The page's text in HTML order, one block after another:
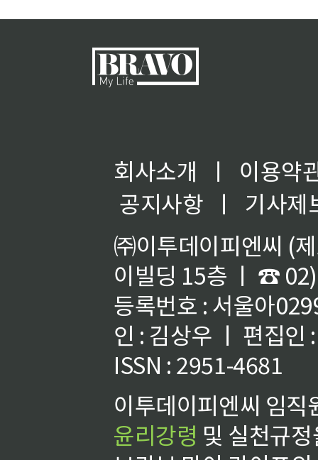
회사소개 ㅣ
이용약
공지사항
ㅣ
기사제
㈜이투데이피엔씨 (
이빌딩 15층 ㅣ ☎
등록번호 : 서울아
인 : 김상우 ㅣ 편집인
ISSN : 2951-4681
이투데이피엔씨 임
윤리강령 및 실천규